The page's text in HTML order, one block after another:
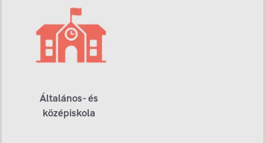
Általános- és
középiskola